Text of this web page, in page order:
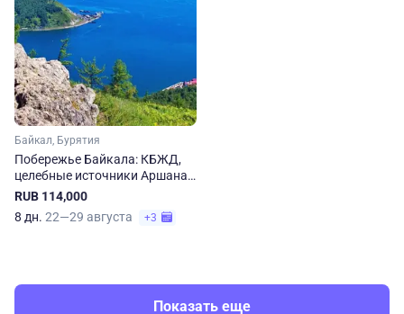
Байкал, Бурятия
Побережье Байкала: КБЖД,
целебные источники Аршана
и встреча с шаманом
RUB 114,000
8 дн. 22—29 августа +3
Показать еще